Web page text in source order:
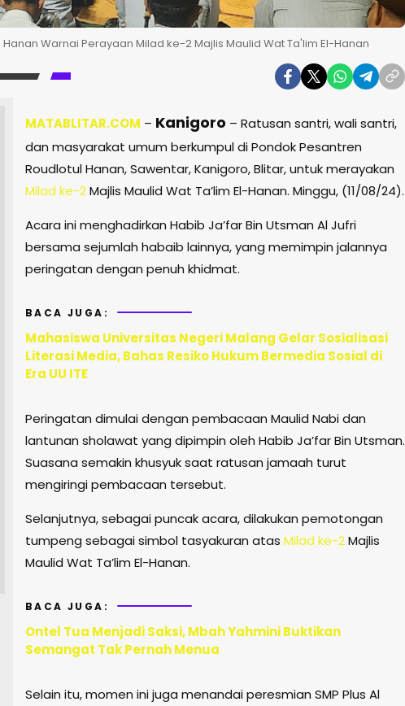
Hanan Warnai Perayaan Milad ke-2 Majlis Maulid Wat Ta'lim El-Hanan
MATABLITAR.COM – Kanigoro – Ratusan santri, wali santri,
dan masyarakat umum berkumpul di Pondok Pesantren
Roudlotul Hanan, Sawentar, Kanigoro, Blitar, untuk merayakan
Milad ke-2Majlis Maulid Wat Ta’lim El-Hanan. Minggu, (11/08/24).
Acara ini menghadirkan Habib Ja’far Bin Utsman Al Jufri
bersama sejumlah habaib lainnya, yang memimpin jalannya
peringatan dengan penuh khidmat.
BACA JUGA:
Mahasiswa Universitas Negeri Malang Gelar Sosialisasi
Literasi Media, Bahas Resiko Hukum Bermedia Sosial di
Era UU ITE
Peringatan dimulai dengan pembacaan Maulid Nabi dan
lantunan sholawat yang dipimpin oleh Habib Ja’far Bin Utsman.
Suasana semakin khusyuk saat ratusan jamaah turut
mengiringi pembacaan tersebut.
Selanjutnya, sebagai puncak acara, dilakukan pemotongan
tumpeng sebagai simbol tasyakuran atas Milad ke-2Majlis
Maulid Wat Ta’lim El-Hanan.
BACA JUGA:
Ontel Tua Menjadi Saksi, Mbah Yahmini Buktikan
Semangat Tak Pernah Menua
Selain itu, momen ini juga menandai peresmian SMP Plus Al